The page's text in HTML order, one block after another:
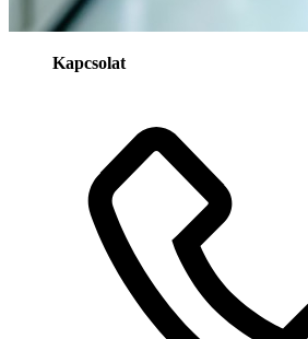
Kapcsolat